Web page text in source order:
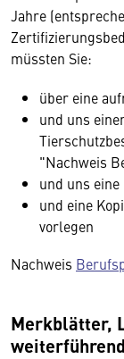
Jahre
müssten Sie:
über eine
und uns
"Nachweis
und uns
und eine
vorlegen
Nachweis
Merkblätter,